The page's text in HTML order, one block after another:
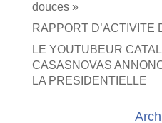
douces »
RAPPORT D’ACTIVITE
LE YOUTUBEUR
CASASNOVAS
LA PRESIDENTIELLE